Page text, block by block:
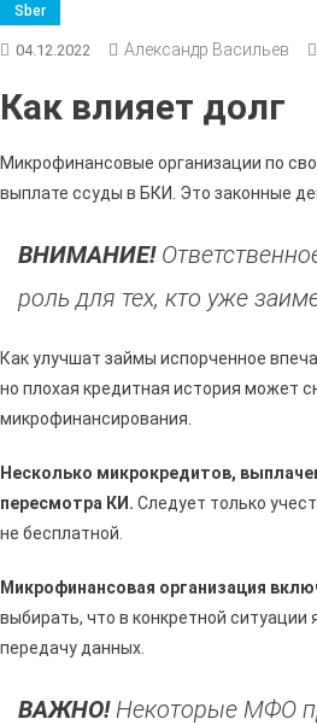
Sber
04.12.2022 Александр Васильев
Как влияет долг
Микрофинансовые организации по
выплате ссуды в БКИ. Это законные
ВНИМАНИЕ!
роль для тех, кто уже
Как улучшат займы испорченное
но плохая кредитная история может
микрофинансирования.
Несколько микрокредитов,
пересмотра КИ. Следует только
не бесплатной.
Микрофинансовая организация
выбирать, что в конкретной
передачу данных.
ВАЖНО!Некоторые МФО